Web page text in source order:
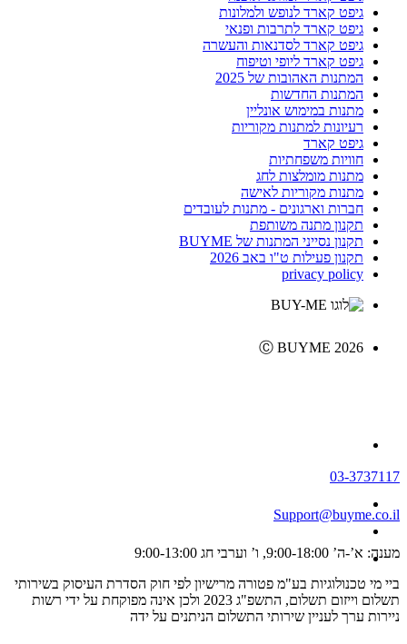
גיפט קארד לנופש ולמלונות
גיפט קארד לתרבות ופנאי
גיפט קארד לסדנאות והעשרה
גיפט קארד ליופי וטיפוח
המתנות האהובות של 2025
המתנות החדשות
מתנות במימוש אונליין
רעיונות למתנות מקוריות
גיפט קארד
חוויות משפחתיות
מתנות מומלצות לחג
מתנות מקוריות לאישה
חברות וארגונים - מתנות לעובדים
תקנון מתנה משותפת
תקנון נסייני המתנות של BUYME
תקנון פעילות ט"ו באב 2026
privacy policy
Ⓒ BUYME 2026
03-3737117
Support@buyme.co.il
מענה: א’-ה’ 9:00-18:00, ו’ וערבי חג 9:00-13:00
ביי מי טכנולוגיות בע"מ פטורה מרישיון לפי חוק הסדרת העיסוק בשירותי
תשלום וייזום תשלום, התשפ"ג 2023 ולכן אינה מפוקחת על ידי רשות
ניירות ערך לעניין שירותי התשלום הניתנים על ידה